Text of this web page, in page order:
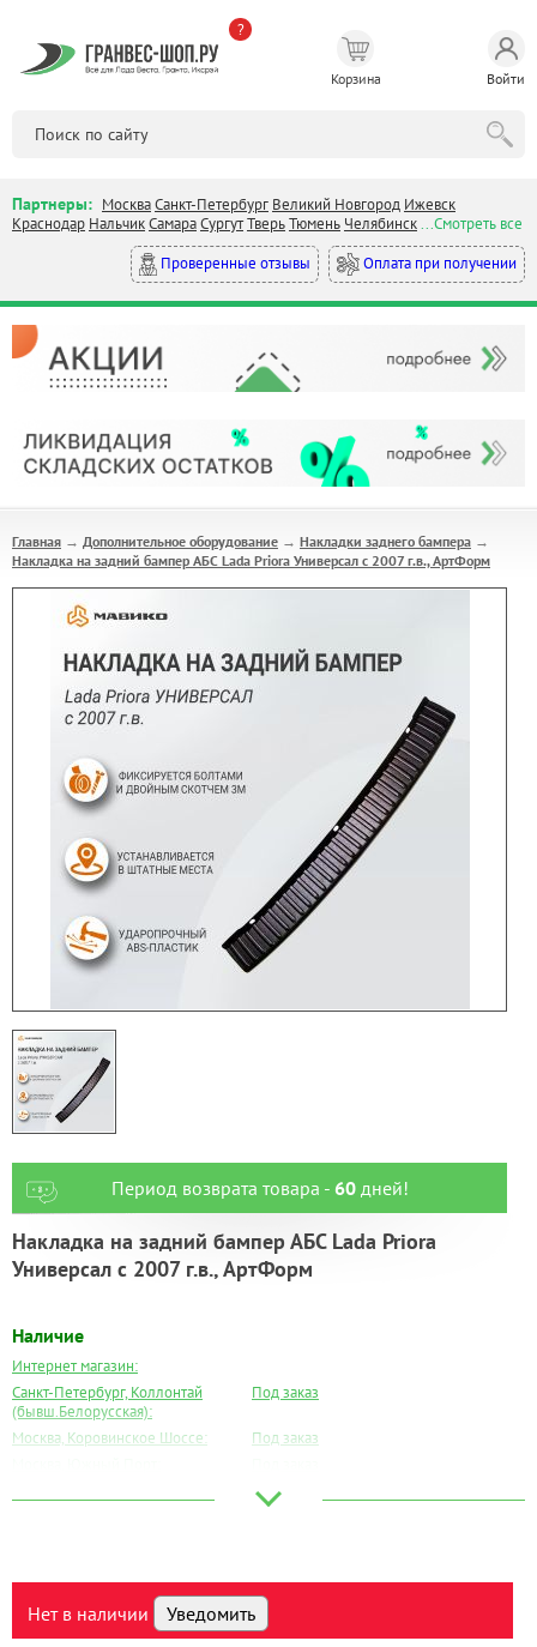
?
Корзина Войти
Партнеры: МоскваСанкт-Петербург Великий Новгород Ижевск
Краснодар НальчикСамараСургутТверьТюмень Челябинск...Смотреть все
Проверенные отзывы
Оплата при получении
Главная → Дополнительное оборудование → Накладки заднего бампера →
Накладка на задний бампер АБС Lada Priora Универсал с 2007 г.в., АртФорм
Период возврата товара - 60дней!
Накладка на задний бампер АБС Lada Priora
Универсал с 2007 г.в., АртФорм
Наличие
Интернет магазин:
Санкт-Петербург, Коллонтай
(бывш.Белорусская):
Под заказ
Москва, Коровинское Шоссе:
Под заказ
Под заказ
Под заказ
Тюмень:
Под заказ
Нет в наличии Уведомить